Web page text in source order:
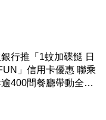
行推「1蚊加碟餸 日
」信用卡優惠 聯乘
400間餐廳帶動全城